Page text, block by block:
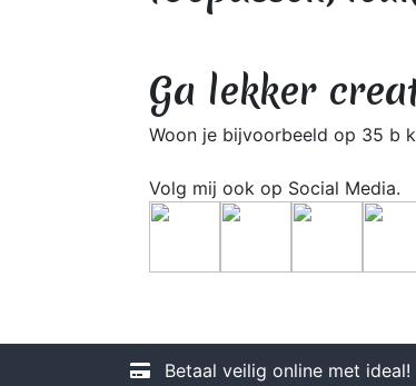
Ga lekker
Woon je bijvoorbeeld op 35 b
Volg mij ook op Social Media.
Betaal veilig online met ideal!